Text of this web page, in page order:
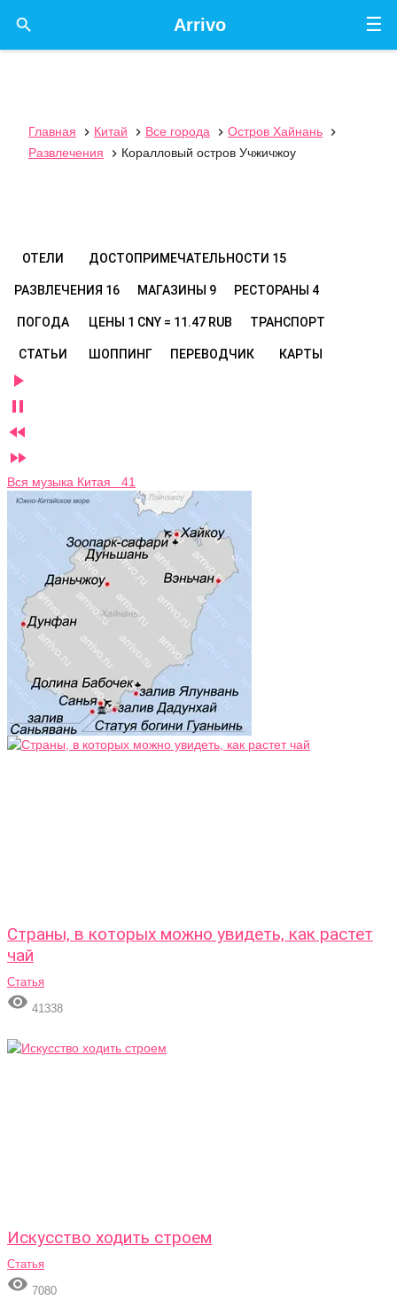
☰
Arrivo

Главная  Китай  Все города  Остров Хайнань

Развлечения
 Коралловый остров Учжичжоу
ОТЕЛИ ДОСТОПРИМЕЧАТЕЛЬНОСТИ 15
РАЗВЛЕЧЕНИЯ 16 МАГАЗИНЫ 9 РЕСТОРАНЫ 4
ПОГОДА ЦЕНЫ 1 CNY = 11.47 RUB ТРАНСПОРТ
СТАТЬИ ШОППИНГ ПЕРЕВОДЧИК КАРТЫ




Вся музыка Китая 41
Страны, в которых можно увидеть, как растет
чай
Статья
 41338
Искусство ходить строем
Статья
 7080